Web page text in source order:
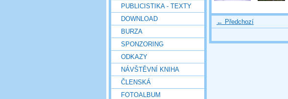
PUBLICISTIKA - TEXTY
DOWNLOAD
BURZA
SPONZORING
ODKAZY
NÁVŠTĚVNÍ KNIHA
ČLENSKÁ
FOTOALBUM
← Předchozí